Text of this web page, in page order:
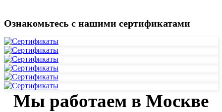
Ознакомьтесь с нашими сертификатами
Мы работаем в Москве